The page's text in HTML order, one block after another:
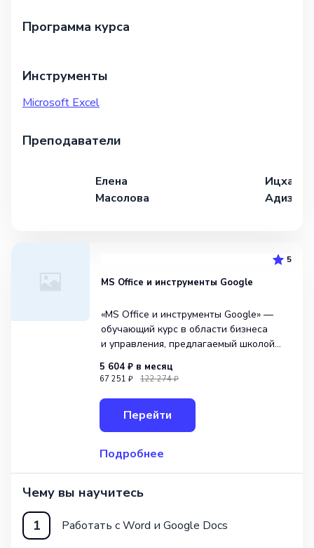
Программа курса
Инструменты
Microsoft Excel
Преподаватели
Елена
Масолова
Ицхак
Адизес
5
MS Office и инструменты Google
«MS Office и инструменты Google» —
обучающий курс в области бизнеса
и управления, предлагаемый школой
навыков, необходимых для ряда
Маркетинговый аналитик и Экономист.
В рамках
5 604 ₽ в месяц
67 251 ₽ 122 274 ₽
Перейти
Подробнее
Чему вы научитесь
1
Работать с Word и Google Docs